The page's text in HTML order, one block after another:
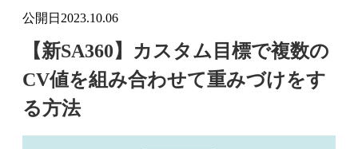
公開日 2023.10.06
【新SA360】カスタム目標で複数の
CV値を組み合わせて重みづけをす
る方法